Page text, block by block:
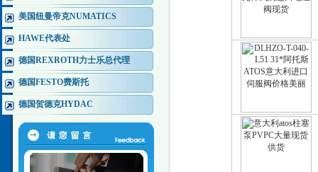
美国纽曼帝克NUMATICS
HAWE代表处
德国REXROTH力士乐总代理
德国FESTO费斯托
德国贺德克HYDAC